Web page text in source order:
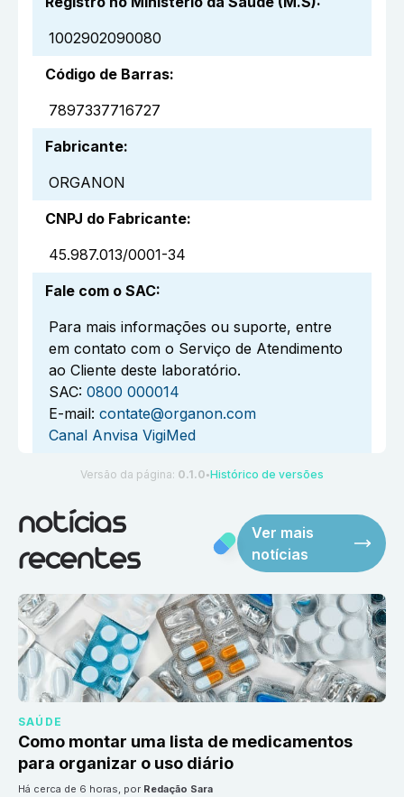
1002902090080
Código de Barras:
7897337716727
Fabricante:
ORGANON
CNPJ do Fabricante:
45.987.013/0001-34
Fale com o SAC:
Para mais informações ou suporte, entre
em contato com o Serviço de Atendimento
ao Cliente deste laboratório.
SAC: 0800 000014
E-mail: contate@organon.com
Canal Anvisa VigiMed
Versão da página: 0.1.0 ●Histórico de versões
notícias
recentes
Ver mais
notícias
SAÚDE
Como montar uma lista de medicamentos
para organizar o uso diário
há cerca de 6 horas, por Redação Sara